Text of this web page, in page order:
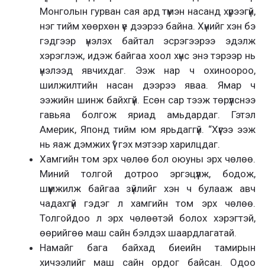
Монголын гурван сая ард түмэн насанд хүрээгүй,
нэг тийм хөөрхөн үе дээрээ байна. Хүнийг хэн бэ
гэдгээр үнэлэх байтал эсрэгээрээ эдэлж
хэрэглэж, идэж байгаа хоол хүнс энэ тэрээр нь
үнэлээд явчихдаг. Ээж нар ч охиноороо,
шилжилтийн насан дээрээ яваа. Ямар ч
ээжийн шинж байхгүй. Есөн сар тээж төрүүлснээ
гавьяа болгож яриад амьдардаг. Гэтэл
Америк, Японд тийм юм ярьдаггүй. “Хүүгээ ээж
нь яаж дэмжих үү” гэх мэтээр харилцдаг.
Хамгийн том эрх чөлөө бол оюуны эрх чөлөө.
Миний толгой дотроо эргэцүүлж, бодож,
шүүмжилж байгаа зүйлийг хэн ч булааж авч
чадахгүй гэдэг л хамгийн том эрх чөлөө.
Толгойдоо л эрх чөлөөтэй болох хэрэгтэй,
өөрийгөө маш сайн бэлдэх шаардлагатай.
Намайг бага байхад биеийн тамирын
хичээлийг маш сайн ордог байсан. Одоо